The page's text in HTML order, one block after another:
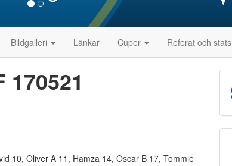
Bildgalleri Länkar Cuper Referat och stats
10, Oliver A 11, Hamza 14, Oscar B 17, Tommie